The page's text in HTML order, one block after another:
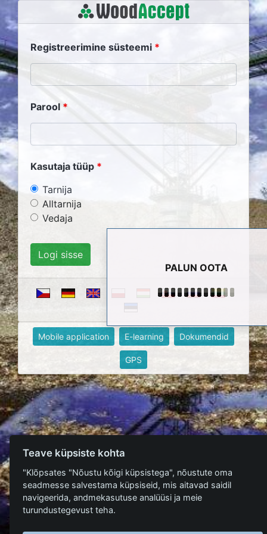
PALUN OOTA
Registreerimine süsteemi
Parool
Kasutaja tüüp
Tarnija
Alltarnija
Vedaja
Mobile application E-learning Dokumendid
GPS
Teave küpsiste kohta
"Klõpsates "Nõustu kõigi küpsistega", nõustute oma
seadmesse salvestama küpsiseid, mis aitavad saidil
navigeerida, andmekasutuse analüüsi ja meie
turundustegevust teha.